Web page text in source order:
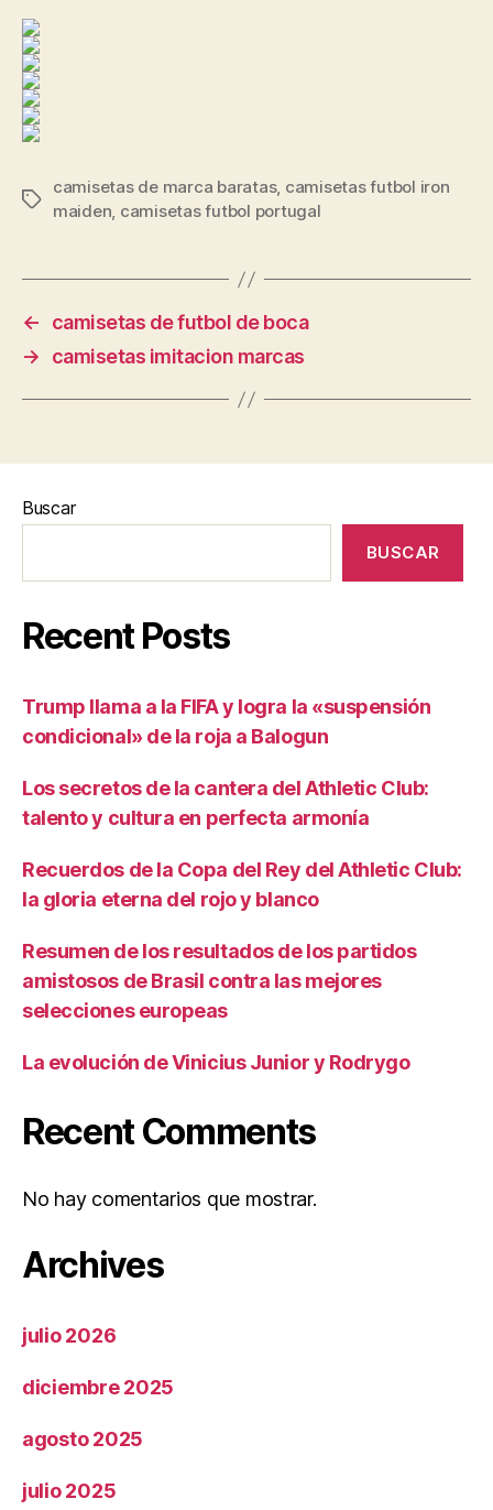
Etiquetas
camisetas de marca baratas, camisetas futbol iron
maiden, camisetas futbol portugal
←
camisetas de futbol de boca
→
camisetas imitacion marcas
Buscar
BUSCAR
Recent Posts
Trump llama a la FIFA y logra la «suspensión
condicional» de la roja a Balogun
Los secretos de la cantera del Athletic Club:
talento y cultura en perfecta armonía
Recuerdos de la Copa del Rey del Athletic Club:
la gloria eterna del rojo y blanco
Resumen de los resultados de los partidos
amistosos de Brasil contra las mejores
selecciones europeas
La evolución de Vinicius Junior y Rodrygo
Recent Comments
No hay comentarios que mostrar.
Archives
julio 2026
diciembre 2025
agosto 2025
julio 2025